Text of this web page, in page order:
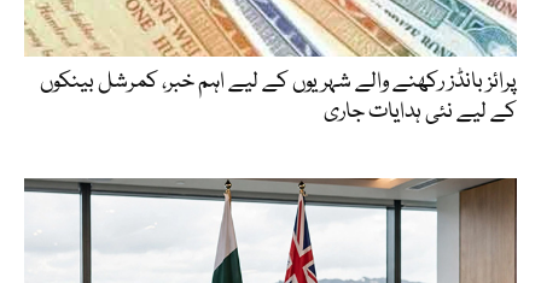
پرائز بانڈز رکھنے والے شہریوں کے لیے اہم خبر، کمرشل بینکوں
کے لیے نئی ہدایات جاری